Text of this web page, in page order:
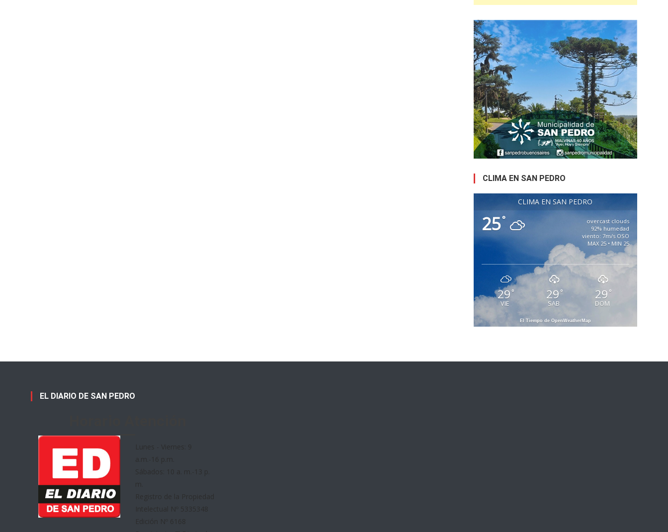
CLIMA EN SAN PEDRO
CLIMA EN SAN PEDRO
25°
overcast clouds
92% humedad
viento: 7m/s OSO
MAX 25 • MIN 25
29 °
VIE
29 °
SAB
29 °
DOM
El Tiempo de OpenWeatherMap
EL DIARIO DE SAN PEDRO
Lunes - Viernes: 9
a.m.-16 p.m.
Sábados: 10 a. m.-13 p.
m.
Registro de la Propiedad
Intelectual Nº 5335348
Edición Nº 6168